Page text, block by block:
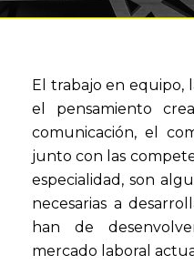
El trabajo en equipo,
el pensamiento
comunicación, el
junto con las
especialidad, son
necesarias a
han de
mercado laboral